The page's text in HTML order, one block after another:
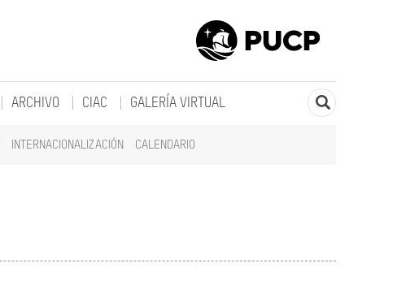
INTERNACIONALIZACIÓN CALENDARIO
ARCHIVO CIAC GALERÍA VIRTUAL